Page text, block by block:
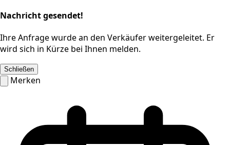
Nachricht gesendet!
Ihre Anfrage wurde an den Verkäufer weitergeleitet. Er
wird sich in Kürze bei Ihnen melden.
Schließen
Merken